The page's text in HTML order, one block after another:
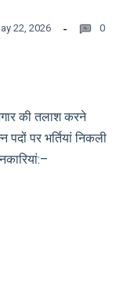
22, 2026 0
की तलाश करने
पर भर्तियां निकली